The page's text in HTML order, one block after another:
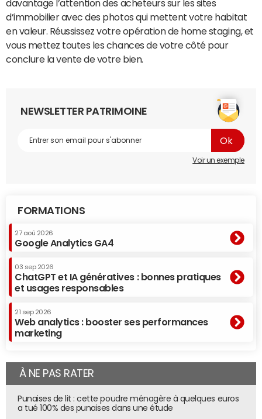
davantage l’attention des acheteurs sur les sites
d’immobilier avec des photos qui mettent votre habitat
en valeur. Réussissez votre opération de home staging, et
vous mettez toutes les chances de votre côté pour
conclure la vente de votre bien.
NEWSLETTER PATRIMOINE
Voir un exemple
FORMATIONS
27 aoû 2026
Google Analytics GA4
03 sep 2026
ChatGPT et IA génératives : bonnes pratiques
et usages responsables
21 sep 2026
Web analytics : booster ses performances
marketing
À NE PAS RATER
Punaises de lit : cette poudre ménagère à quelques euros
a tué 100% des punaises dans une étude